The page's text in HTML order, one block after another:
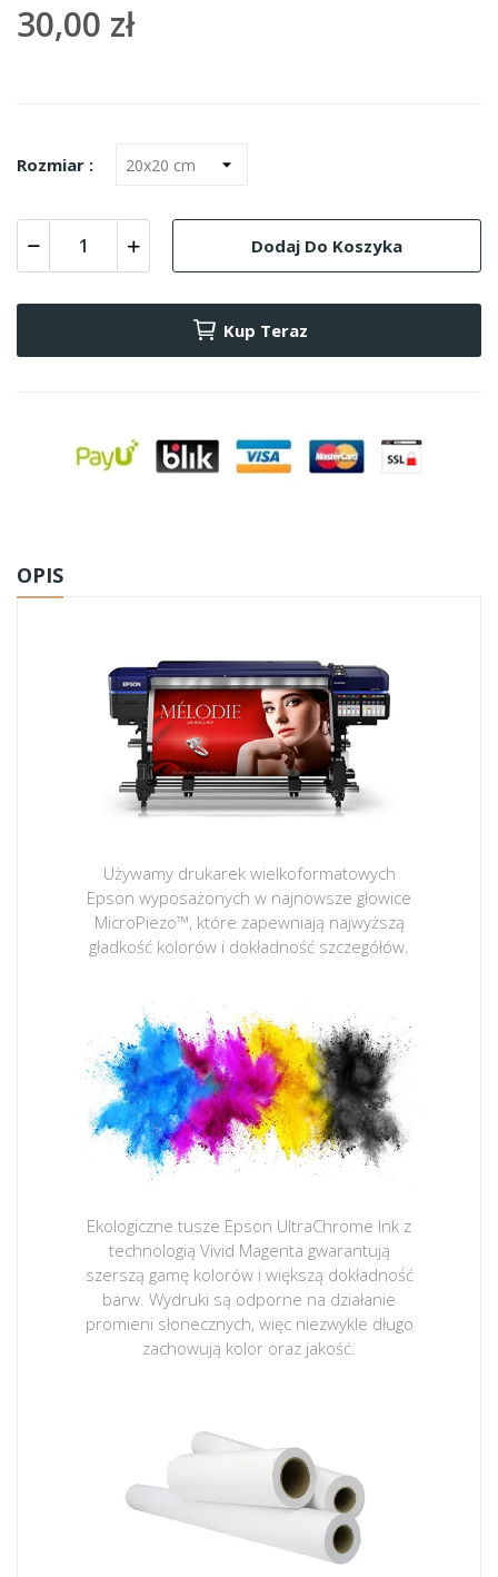
30,00 zł
Rozmiar :
Dodaj Do Koszyka
Kup Teraz
OPIS
Używamy drukarek wielkoformatowych
Epson wyposażonych w najnowsze głowice
MicroPiezo™, które zapewniają najwyższą
gładkość kolorów i dokładność szczegółów.
Ekologiczne tusze Epson UltraChrome Ink z
technologią Vivid Magenta gwarantują
szerszą gamę kolorów i większą dokładność
barw. Wydruki są odporne na działanie
promieni słonecznych, więc niezwykle długo
zachowują kolor oraz jakość.